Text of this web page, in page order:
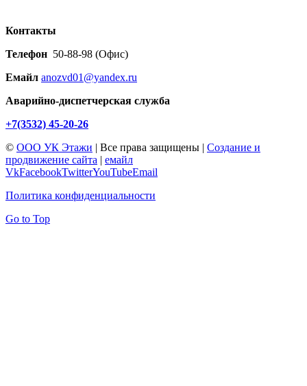
Контакты
Телефон 50-88-98 (Офис)
Емайл anozvd01@yandex.ru
Аварийно-диспетчерская служба
+7(3532) 45-20-26
© ООО УК Этажи | Все права защищены | Создание и
продвижение сайта | емайл
VkFacebookTwitterYouTubeEmail
Политика конфиденциальности
Go to Top